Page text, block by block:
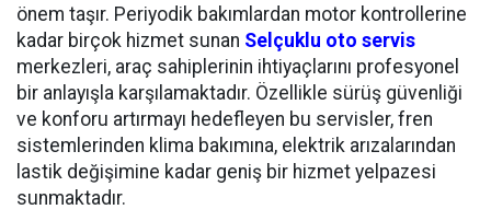
önem taşır. Periyodik bakımlardan motor kontrollerine
kadar birçok hizmet sunan Selçuklu oto servis
merkezleri, araç sahiplerinin ihtiyaçlarını profesyonel
bir anlayışla karşılamaktadır. Özellikle sürüş güvenliği
ve konforu artırmayı hedefleyen bu servisler, fren
sistemlerinden klima bakımına, elektrik arızalarından
lastik değişimine kadar geniş bir hizmet yelpazesi
sunmaktadır.